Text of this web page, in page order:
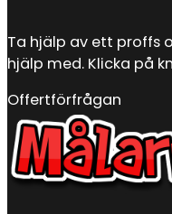
Ta hjälp av ett proffs
hjälp med. Klicka på
Offertförfrågan